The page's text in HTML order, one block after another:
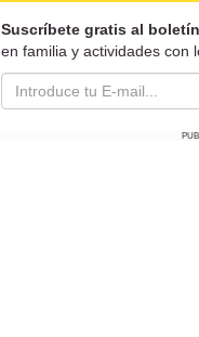
Suscríbete gratis al boletín
en familia y actividades con